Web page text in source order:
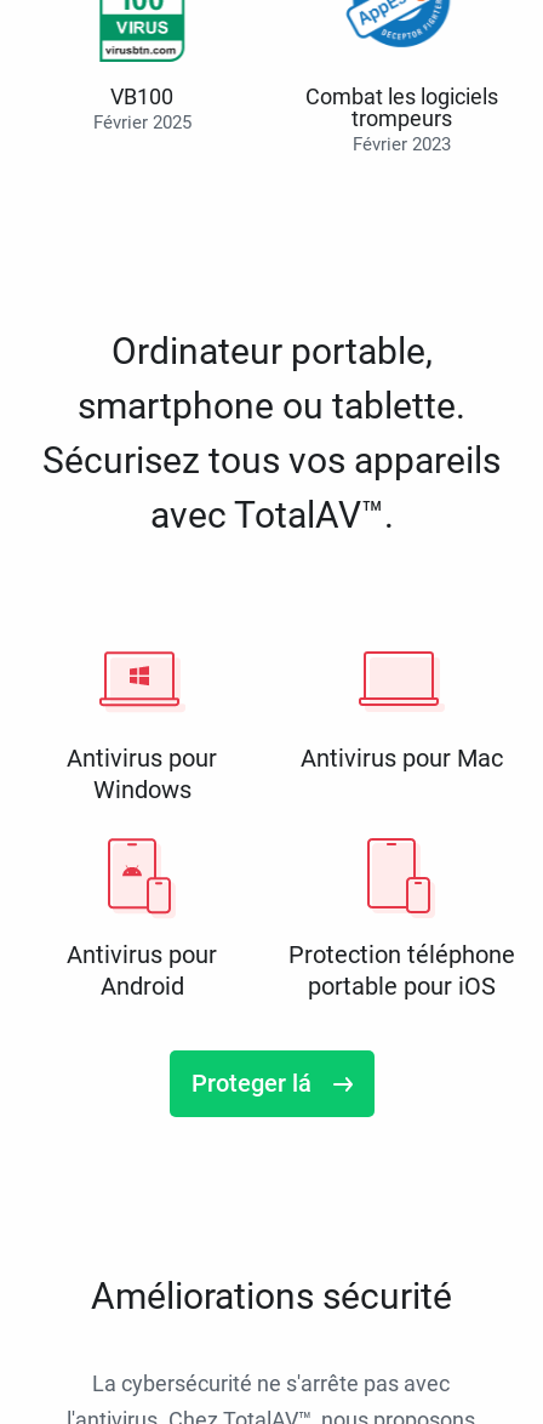
VB100
Février 2025
Combat les logiciels
trompeurs
Février 2023
Ordinateur portable,
smartphone ou tablette.
Sécurisez tous vos appareils
avec TotalAV™.
Antivirus pour
Windows
Antivirus pour Mac
Antivirus pour
Android
Protection téléphone
portable pour iOS
Proteger lá
Améliorations sécurité
La cybersécurité ne s'arrête pas avec